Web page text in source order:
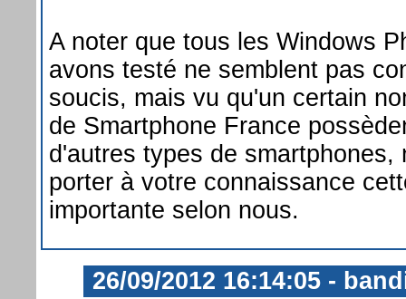
A noter que tous les Windows
avons testé ne semblent pas
soucis, mais vu qu'un certain
de Smartphone France
d'autres types de smartphones,
porter à votre connaissance
importante selon nous.
26/09/2012 16:14:05 -